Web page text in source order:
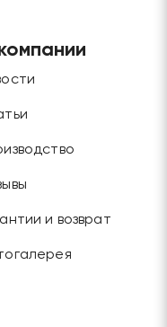
и возврат